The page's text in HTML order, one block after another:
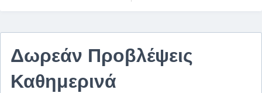
Δωρεάν Προβλέψεις
Καθημερινά